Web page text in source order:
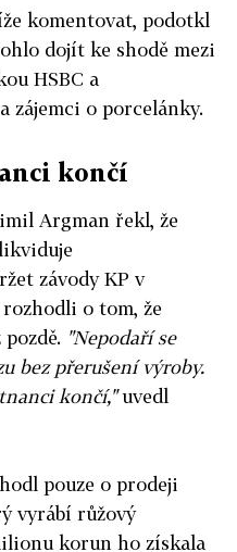
komentovat, podotkl
dojít ke shodě mezi
HSBC a
zájemci o porcelánky.
končí
Argman řekl, že
závody KP v
o tom, že
"Nepodaří se
bez přerušení výroby.
končí,"uvedl
pouze o prodeji
vyrábí růžový
korun ho získala